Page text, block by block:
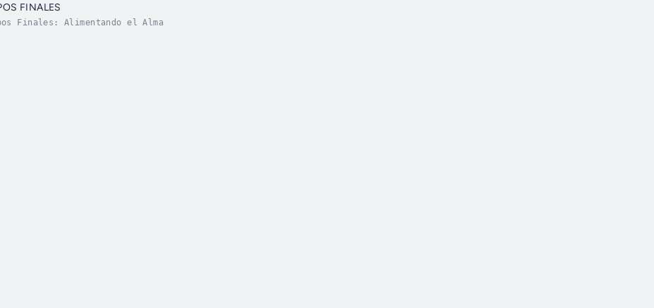
FINALES
Finales: Alimentando el Alma